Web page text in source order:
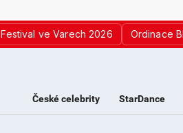
Festival ve Varech 2026 Ordinace
České celebrity StarDance